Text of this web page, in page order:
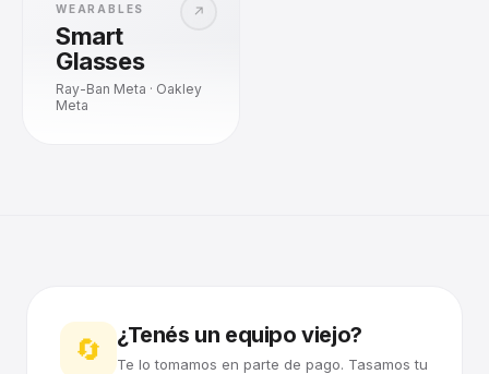
↗
WEARABLES
Smart
Glasses
Ray-Ban Meta · Oakley
Meta
🔄 ¿Tenés un equipo viejo?
Te lo tomamos en parte de pago. Tasamos tu